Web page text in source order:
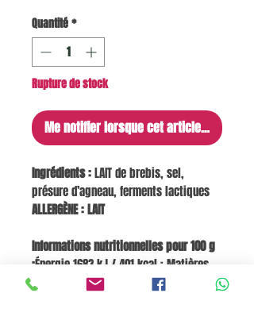
Quantité*
Rupture de stock
Me notifier lorsque cet article est
Ingrédients :LAIT de brebis, sel,
présure d’agneau, ferments lactiques
ALLERGÈNE : LAIT
Informations nutritionnelles pour 100 g
:Énergie 1683 kJ / 401 kcal ; Matières
grasses 33 g, dont acides gras saturés